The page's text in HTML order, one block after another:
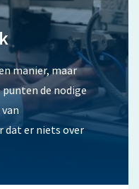
manier, maar
de nodige
dat er niets over